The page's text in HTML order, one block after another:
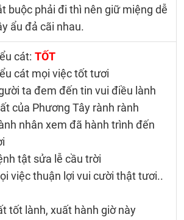
buộc phải đi thì nên giữ miệng dễ
ẩu đả cãi nhau.
cát: TỐT
cát mọi việc tốt tươi
ta đem đến tin vui điều lành
của Phương Tây rành rành
nhân xem đã hành trình đến
tật sửa lễ cầu trời
việc thuận lợi vui cười thật tươi..
tốt lành, xuất hành giờ này